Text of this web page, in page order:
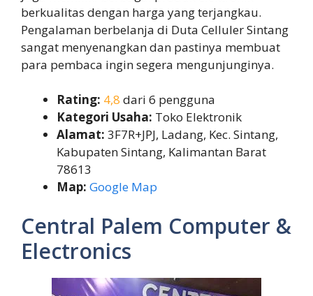
berkualitas dengan harga yang terjangkau.
Pengalaman berbelanja di Duta Celluler Sintang
sangat menyenangkan dan pastinya membuat
para pembaca ingin segera mengunjunginya.
Rating: 4,8 dari 6 pengguna
Kategori Usaha: Toko Elektronik
Alamat: 3F7R+JPJ, Ladang, Kec. Sintang,
Kabupaten Sintang, Kalimantan Barat
78613
Map: Google Map
Central Palem Computer &
Electronics